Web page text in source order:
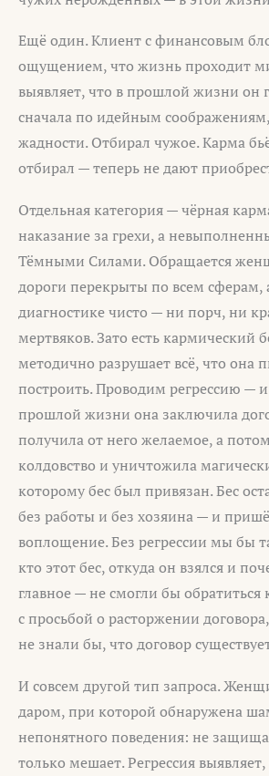
Ещё один. Клиент с финансовым
ощущением, что жизнь проходит
выявляет, что в прошлой жизни он
сначала по идейным
жадности. Отбирал чужое. Карма
отбирал — теперь не дают
Отдельная категория — чёрная
наказание за грехи, а
Тёмными Силами. Обращается
дороги перекрыты по всем сферам,
диагностике чисто — ни порч, ни
мертвяков. Зато есть кармический
методично разрушает всё, что она
построить. Проводим регрессию — и
прошлой жизни она заключила
получила от него желаемое, а
колдовство и уничтожила
которому бес был привязан. Бес
без работы и без хозяина — и
воплощение. Без регрессии мы бы
кто этот бес, откуда он взялся и
главное — не смогли бы
с просьбой о расторжении
не знали бы, что договор
И совсем другой тип запроса.
даром, при которой обнаружена
непонятного поведения: не
только мешает. Регрессия выявляет,